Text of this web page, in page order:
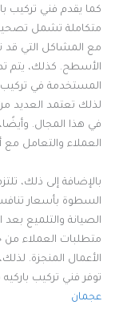
كما يقدم فني تركيب
متكاملة تشمل
مع المشاكل التي قد
الأسطح. كذلك، يتم
المستخدمة في تركيب
لذلك تعتمد العديد
في هذا المجال.
العملاء والتعامل مع
بالإضافة إلى ذلك،
السطوة بأسعار
الصيانة والتلميع
متطلبات العملاء من
الأعمال المنجزة.
توفر فني تركيب
عجمان